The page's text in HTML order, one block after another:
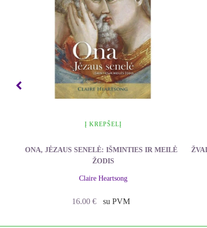
Kiekvienas išgyventas simbolis į jūsų
Perskaitę visą knygą, jei turite
Tokiu atveju tikslinga būtų susižinoti,
Knygoje pateikti simboliai gali tapti jūsų
tokią galimybę.
Jei esate astrologas, taikykite laipsnių
SABIJOS SIMBOLIAI
Laipsnio valdovas – Marsas
Spalva – raudona
Į KREPŠELĮ
ONA, JĖZAUS SENELĖ: IŠMINTIES IR MEILĖS
ŽODIS
Claire Heartsong
16.00 € su PVM